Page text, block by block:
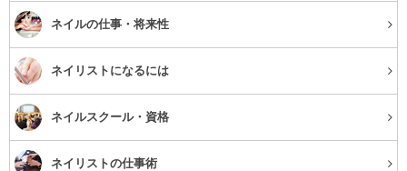
メージを軽減することができます。
また、クリームで頭皮になじませながら洗うので、摩擦が
おきません。摩擦は枝毛や切れ毛の原因。摩擦で頭皮への
ダメージをおさえるだけでも、髪がまとまりやすくなりま
す。
ネイルの仕事・将来性
ネイリストになるには
ネイルスクール・資格
ネイリストの仕事術